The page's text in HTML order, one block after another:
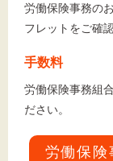
労働保険事務の
フレットをご確
手数料
労働保険事務組
ださい。
労働保険